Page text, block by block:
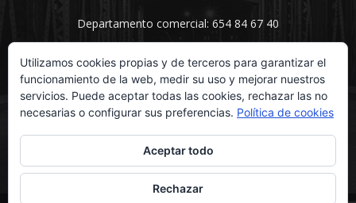
Departamento comercial: 654 84 67 40
SÍGUENOS
Utilizamos cookies propias y de terceros para garantizar el
funcionamiento de la web, medir su uso y mejorar nuestros
servicios. Puede aceptar todas las cookies, rechazar las no
necesarias o configurar sus preferencias. Política de cookies
Aceptar todo
Rechazar